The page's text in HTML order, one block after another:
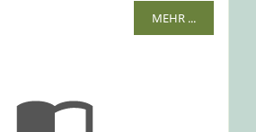
MEHR ...